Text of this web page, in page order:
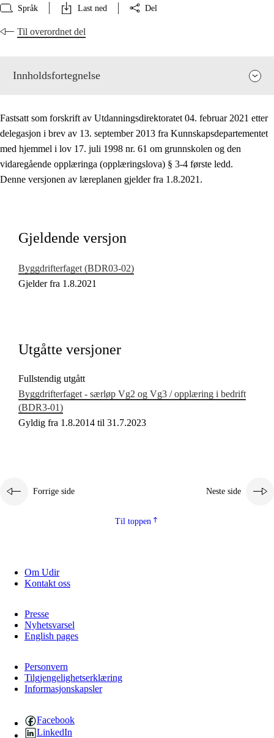
Språk Last ned Del
Til overordnet del
Innholdsfortegnelse
Fagets relevans og sentrale verdier
Grunnleggende ferdigheter
Fastsatt som forskrift av Utdanningsdirektoratet 04. februar 2021 etter
delegasjon i brev av 13. september 2013 fra Kunnskapsdepartementet
med hjemmel i lov 17. juli 1998 nr. 61 om grunnskolen og den
vidaregående opplæringa (opplæringslova) § 3-4 første ledd.
Denne versjonen av læreplanen gjelder fra 1.8.2021.
Gjeldende versjon
Byggdrifterfaget (BDR03‑02)
Gjelder fra 1.8.2021
Utgåtte versjoner
Fullstendig utgått
Byggdrifterfaget - særløp Vg2 og Vg3 / opplæring i bedrift
(BDR3‑01)
Gyldig fra 1.8.2014 til 31.7.2023
Forrige side Neste side
Til toppen
Om Udir
Kontakt oss
Presse
Nyhetsvarsel
English pages
Personvern
Tilgjengelighetserklæring
Informasjonskapsler
Facebook
LinkedIn